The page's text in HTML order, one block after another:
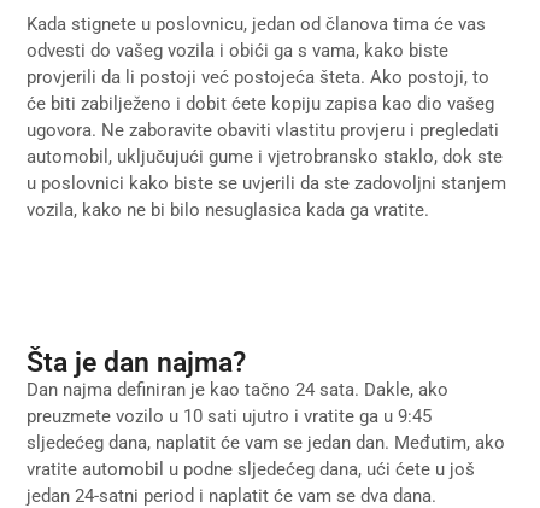
Kada stignete u poslovnicu, jedan od članova tima će vas
odvesti do vašeg vozila i obići ga s vama, kako biste
provjerili da li postoji već postojeća šteta. Ako postoji, to
će biti zabilježeno i dobit ćete kopiju zapisa kao dio vašeg
ugovora. Ne zaboravite obaviti vlastitu provjeru i pregledati
automobil, uključujući gume i vjetrobransko staklo, dok ste
u poslovnici kako biste se uvjerili da ste zadovoljni stanjem
vozila, kako ne bi bilo nesuglasica kada ga vratite.
Šta je dan najma?
Dan najma definiran je kao tačno 24 sata. Dakle, ako
preuzmete vozilo u 10 sati ujutro i vratite ga u 9:45
sljedećeg dana, naplatit će vam se jedan dan. Međutim, ako
vratite automobil u podne sljedećeg dana, ući ćete u još
jedan 24-satni period i naplatit će vam se dva dana.